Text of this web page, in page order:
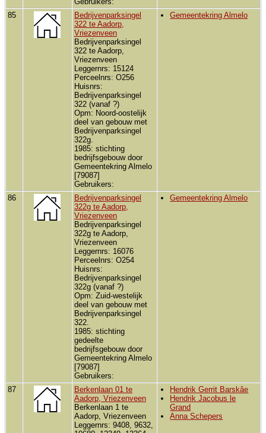
85
Bedrijvenparksingel
322 te Aadorp,
Vriezenveen
Bedrijvenparksingel
322 te Aadorp,
Vriezenveen
Leggernrs: 15124
Perceelnrs: O256
Huisnrs:
Bedrijvenparksingel
322 (vanaf ?)
Opm: Noord-oostelijk
deel van gebouw met
Bedrijvenparksingel
322g.
1985: stichting
bedrijfsgebouw door
Gemeentekring Almelo
[79087]
Gebruikers:
Gemeentekring Almelo
86
Bedrijvenparksingel
322g te Aadorp,
Vriezenveen
Bedrijvenparksingel
322g te Aadorp,
Vriezenveen
Leggernrs: 16076
Perceelnrs: O254
Huisnrs:
Bedrijvenparksingel
322g (vanaf ?)
Opm: Zuid-westelijk
deel van gebouw met
Bedrijvenparksingel
322.
1985: stichting
gedeelte
bedrijfsgebouw door
Gemeentekring Almelo
[79087]
Gebruikers:
Gemeentekring Almelo
87
Berkenlaan 01 te
Aadorp, Vriezenveen
Berkenlaan 1 te
Aadorp, Vriezenveen
Leggernrs: 9408, 9632,
Hendrik Gerrit Barskâe
Hendrik Jacobus le
Grand
Anna Schepers